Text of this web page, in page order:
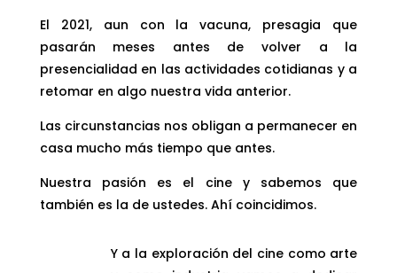
El 2021, aun con la vacuna, presagia que
pasarán meses antes de volver a la
presencialidad en las actividades cotidianas y a
retomar en algo nuestra vida anterior.
Las circunstancias nos obligan a permanecer en
casa mucho más tiempo que antes.
Nuestra pasión es el cine y sabemos que
también es la de ustedes. Ahí coincidimos.
Y a la exploración del cine como arte